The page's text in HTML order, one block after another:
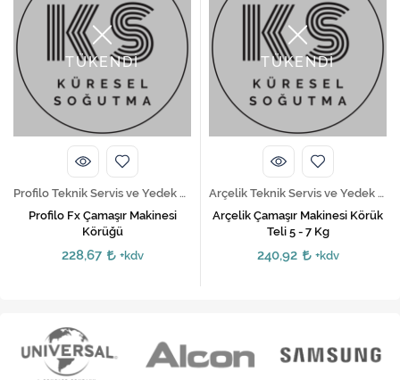
TÜKENDİ
Profilo Teknik Servis ve Yedek Parça Hizmetleri
Profilo Fx Çamaşır Makinesi
Körüğü
228,67 +kdv
TÜKENDİ
Arçelik Teknik Servis ve Yedek Parça Hizmetleri
Arçelik Çamaşır Makinesi Körük
Teli 5 - 7 Kg
240,92 +kdv